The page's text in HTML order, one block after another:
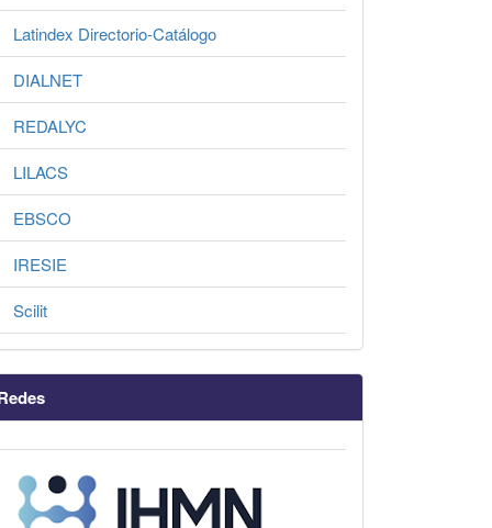
Latindex Directorio-Catálogo
DIALNET
REDALYC
LILACS
EBSCO
IRESIE
Scilit